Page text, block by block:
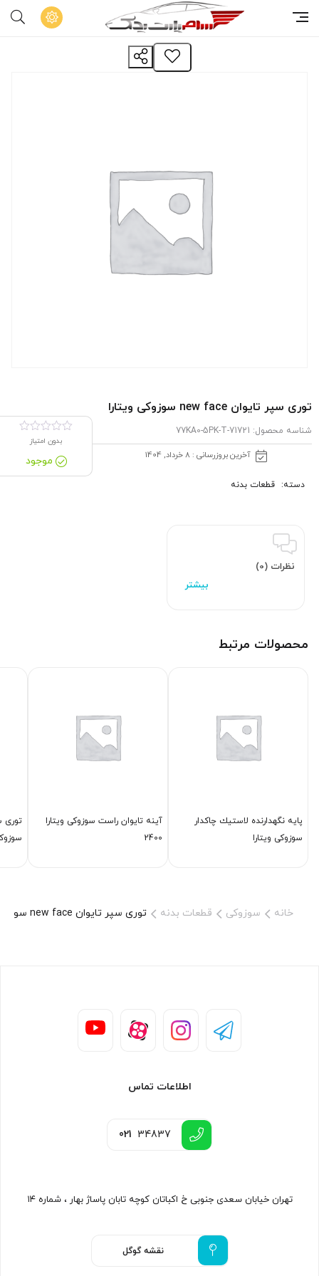
توری سپر تایوان new face سوزوکی ویتارا
شناسه محصول: 71721-77KA0-5PK-T
آخرین بروزرسانی : 8 خرداد, 1404
بدون امتیاز
موجود
دسته: قطعات بدنه
نظرات (0)
محصولات مرتبط
پایه نگهدارنده لاستیك چاكدار
سوزوکی ویتارا
آینه تایوان راست سوزوکی ویتارا
2400
توری
خانه سوزوکی قطعات بدنه توری سپر تایوان new face سوزوکی ویتارا
اطلاعات تماس
021 34837
تهران خیابان سعدی جنوبی خ اکباتان کوچه تابان پاساژ بهار ، شماره ۱۴
نقشه گوگل